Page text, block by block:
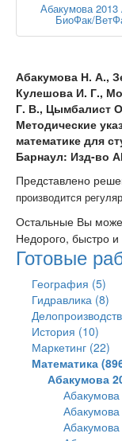
Абакумова
БиоФак/
Абакумова Н. А.,
Кулешова И. Г.,
Г. В., Цымбалист
Методические
математике для
Барнаул: Изд-во
Представлено
производится
Остальные Вы
Недорого, быстро и
Готовые
География (5)
Гидравлика (8)
История (10)
Маркетинг (22)
Математика
Абакумова